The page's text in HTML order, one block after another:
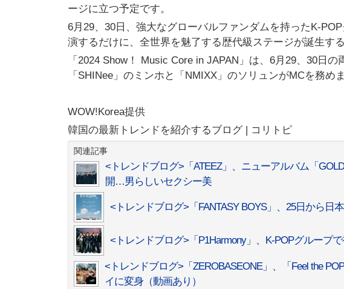
ージに立つ予定です。
6月29、30日、強大なグローバルファンダムを持ったK-
演するだけに、全世界を魅了する歴代級ステージが誕生す
「2024 Show！ Music Core in JAPAN」は、6月29、30日
「SHINee」のミンホと「NMIXX」のソリュンがMCを務めま
WOW!Korea提供
韓国の最新トレンドを紹介するブログ | コリトピ
関連記事
<トレンドブログ>「ATEEZ」、ニューアルバム「
開…男らしいセクシー美
<トレンドブログ>「FANTASY BOYS」、25日から日
<トレンドブログ>「P1Harmony」、K-POPグループ
<トレンドブログ>「ZEROBASEONE」、「Feel the
イに変身（動画あり）